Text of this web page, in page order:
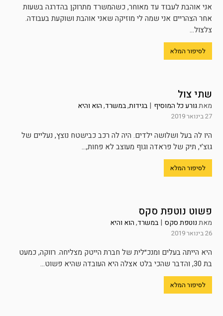
אני אוהבת לעבוד עד מאוחר, כשהמשרד מתרוקן בהדרגה בשעות
אחר הצהריים אני שמה לי מוזיקה שאני אוהבת ושוקעת בעבודה.
צלצול...
לסיפור המלא
שתי צול
מאתגורע כל המוסיף | בגידות,במשרד,הוא והיא
27 בינואר 2019
היו לה בעל ושלושה ילדים. היה לה רכב כבישטח נוצץ, נעליים של
גוצ’י, תיק של פראדה וגוף מעוצב לא פחות,...
לסיפור המלא
פשוט נוטפת סקס
מאתנוטפת סקס | במשרד,הוא והיא
26 בינואר 2019
היא הייתה בעלים ומנכ״לית של חברת הייטק מצליחה. רווקה, כמעט
בת 30, והדבר שהכי בלט אצלה היא העובדה שהיא פשוט...
לסיפור המלא